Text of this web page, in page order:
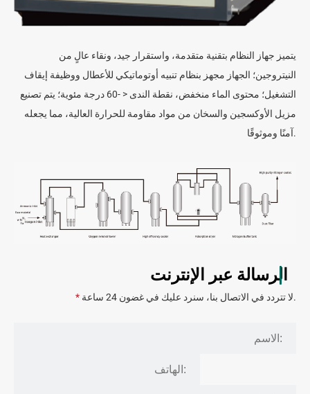
يتميز جهاز النظام بتقنية متقدمة، واستقرار جيد، ونقاء عالٍ من
النيتروجين؛ الجهاز مجهز بنظام تنبيه أوتوماتيكي للأعطال ووظيفة إيقاف
التشغيل؛ محتوى الماء منخفض، نقطة الندى < -60 درجة مئوية؛ يتم تصنيع
مزيل الأوكسجين والسخان من مواد مقاومة للحرارة العالية، مما يجعله
آمنًا وموثوقًا.
الرسالة عبر الإنترنت
* لا تتردد في الاتصال بنا، سنرد عليك في غضون 24 ساعة.